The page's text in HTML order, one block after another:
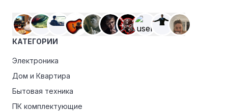
КАТЕГОРИИ
Электроника
Дом и Квартира
Бытовая техника
ПК комплектующие